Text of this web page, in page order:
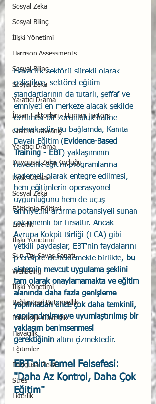
Sosyal Zeka
Sosyal Bilinç
İlişki Yönetimi
Harrison Assessments
Sosyal Bilinç
Sosyal Zeka
Yaratıcı Drama
İnsan Faktörleri - Human Factors
Güvenli Davranış
Yaratıcı Drama
Duygusal Zeka Koçluğu
Uçak Kazaları
Sosyal Zekâ
Eğiticinin Eğitimi
Liderlik
İlişki Yönetimi
Sun Tzu Savaş Sanatı
Wellbeing
İlişki Yönetimi
Bağlantısal Bütünsellik
Psikolojik Güvenlik
Havacılık
Eğitimler
Duygusal Zekâ
Stres
Liderlik
Havacılık sektörü sürekli olarak
geliştikçe, sektörel eğitim
standartlarının da tutarlı, şeffaf ve
emniyeti en merkeze alacak şekilde
evrilmesi bir zorunluluk haline
gelmektedir. Bu bağlamda, Kanıta
Dayalı Eğitim (Evidence-Based
Training - EBT ) yaklaşımının
havacılık eğitim programlarına
kademeli olarak entegre edilmesi,
hem eğitimlerin operasyonel
uygunluğunu hem de uçuş
emniyetini artırma potansiyeli sunan
çok önemli bir fırsattır. Ancak
Avrupa Kokpit Birliği (ECA) gibi
yetkili paydaşlar, EBT'nin faydalarını
prensipte desteklemekle birlikte, bu
sistemin mevcut uygulama şeklini
tam olarak onaylamamakta ve eğitim
alanında daha fazla genişleme
yapılmadan önce çok daha temkinli,
yapılandırılmış ve uyumlaştırılmış bir
yaklaşım benimsenmesi
gerektiğinin altını çizmektedir.
EBT'nin Temel Felsefesi:
"Daha Az Kontrol, Daha Çok
Eğitim"